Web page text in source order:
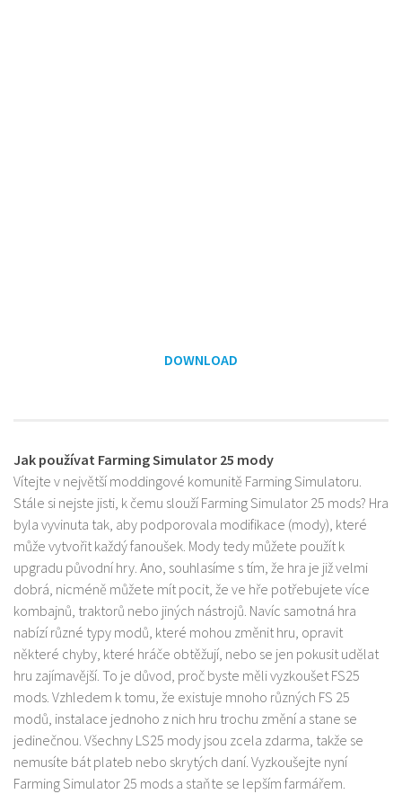
DOWNLOAD
Jak používat Farming Simulator 25 mody
Vítejte v největší moddingové komunitě Farming Simulatoru.
Stále si nejste jisti, k čemu slouží Farming Simulator 25 mods? Hra
byla vyvinuta tak, aby podporovala modifikace (mody), které
může vytvořit každý fanoušek. Mody tedy můžete použít k
upgradu původní hry. Ano, souhlasíme s tím, že hra je již velmi
dobrá, nicméně můžete mít pocit, že ve hře potřebujete více
kombajnů, traktorů nebo jiných nástrojů. Navíc samotná hra
nabízí různé typy modů, které mohou změnit hru, opravit
některé chyby, které hráče obtěžují, nebo se jen pokusit udělat
hru zajímavější. To je důvod, proč byste měli vyzkoušet FS25
mods. Vzhledem k tomu, že existuje mnoho různých FS 25
modů, instalace jednoho z nich hru trochu změní a stane se
jedinečnou. Všechny LS25 mody jsou zcela zdarma, takže se
nemusíte bát plateb nebo skrytých daní. Vyzkoušejte nyní
Farming Simulator 25 mods a staňte se lepším farmářem.